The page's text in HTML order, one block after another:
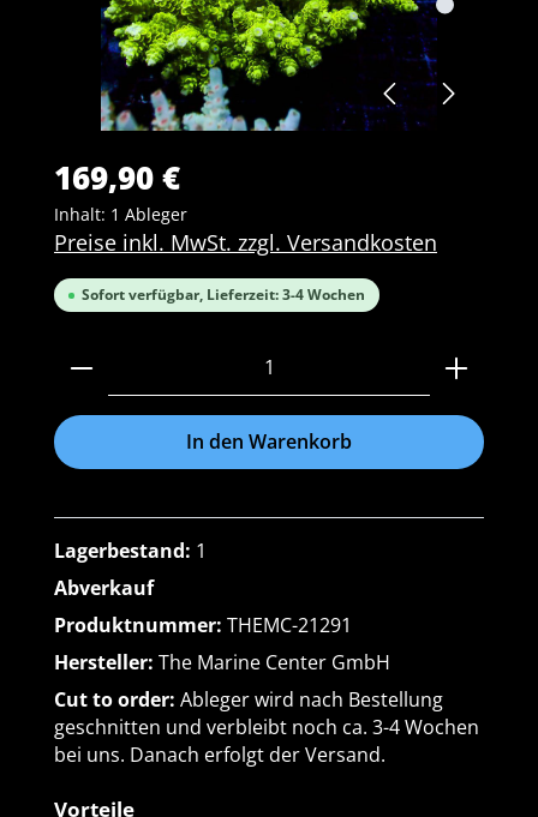
169,90 €
Inhalt: 1 Ableger
Preise inkl. MwSt. zzgl. Versandkosten
Sofort verfügbar, Lieferzeit: 3-4 Wochen
Produkt Anzahl: Gib den gewünschten Wert
In den Warenkorb
Lagerbestand: 1
Abverkauf
Produktnummer: THEMC-21291
Hersteller: The Marine Center GmbH
Cut to order: Ableger wird nach Bestellung
geschnitten und verbleibt noch ca. 3-4 Wochen
bei uns. Danach erfolgt der Versand.
Vorteile